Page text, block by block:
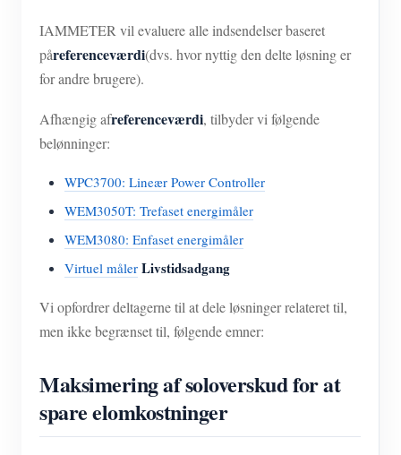
IAMMETER vil evaluere alle indsendelser baseret
påreferenceværdi(dvs. hvor nyttig den delte løsning er
for andre brugere).
Afhængig afreferenceværdi, tilbyder vi følgende
belønninger:
WPC3700: Lineær Power Controller
WEM3050T: Trefaset energimåler
WEM3080: Enfaset energimåler
Virtuel måler Livstidsadgang
Vi opfordrer deltagerne til at dele løsninger relateret til,
men ikke begrænset til, følgende emner:
Maksimering af soloverskud for at
spare elomkostninger